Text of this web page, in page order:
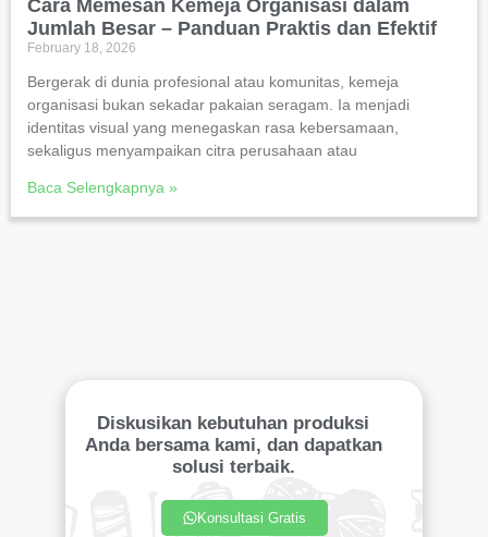
Cara Memesan Kemeja Organisasi dalam
Jumlah Besar – Panduan Praktis dan Efektif
February 18, 2026
Bergerak di dunia profesional atau komunitas, kemeja
organisasi bukan sekadar pakaian seragam. Ia menjadi
identitas visual yang menegaskan rasa kebersamaan,
sekaligus menyampaikan citra perusahaan atau
Baca Selengkapnya »
Diskusikan kebutuhan produksi
Anda bersama kami, dan dapatkan
solusi terbaik.
Konsultasi Gratis